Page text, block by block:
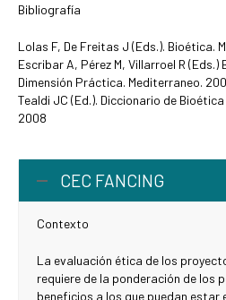
Bibliografía
Lolas F, De Freitas J (Eds.). Bioética.
Escribar A, Pérez M, Villarroel R
Dimensión Práctica. Mediterraneo.
Tealdi JC (Ed.). Diccionario de
2008
CEC FANCING
Contexto
La evaluación ética de los
requiere de la ponderación de los
beneficios a los que puedan